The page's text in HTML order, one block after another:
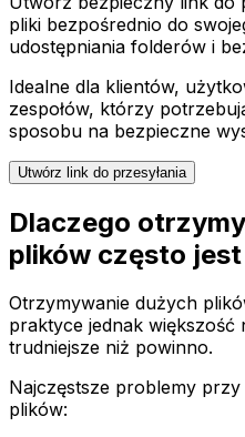
pliki bezpośrednio do
udostępniania folderów i
Idealne dla klientów,
zespołów, którzy
sposobu na bezpieczne
Utwórz link do przesyłania
Dlaczego
plików często
Otrzymywanie dużych
praktyce jednak większość
trudniejsze niż powinno.
Najczęstsze problemy
plików: